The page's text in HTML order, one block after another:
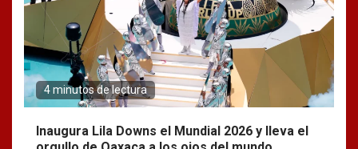
4 minutos de lectura
Inaugura Lila Downs el Mundial 2026 y lleva el